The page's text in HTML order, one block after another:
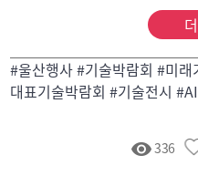
#울산행사 #기술박람회 #미
대표기술박람회 #기술전시
336